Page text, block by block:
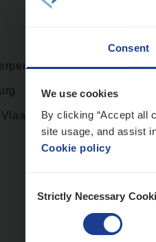
Consent
We use cookies
By clicking “Accept all
site usage, and assist
Cookie policy
Selection
Strictly Necessary